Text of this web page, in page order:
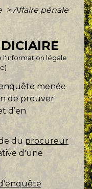
> Affaire pénale
l'information légale
menée
de prouver
d’en
du procureur
d'une